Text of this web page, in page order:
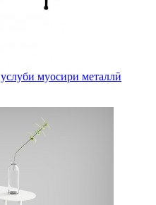
муосири металлӣ